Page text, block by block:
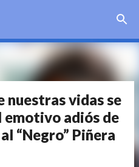
nuestras vidas se
emotivo adiós de
“Negro” Piñera